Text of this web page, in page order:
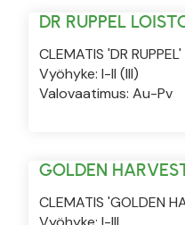
DR RUPPEL
CLEMATIS 'DR RUPPEL'
Vyöhyke: I-II (III)
Valovaatimus: Au-Pv
GOLDEN
CLEMATIS 'GOLDEN